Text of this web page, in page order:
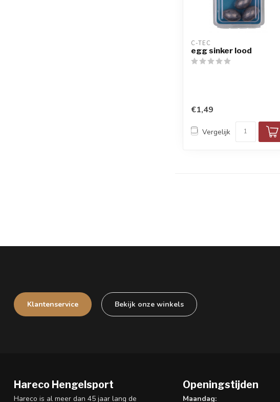
C-TEC
egg sinker lood
€1,49
Vergelijk
Klantenservice Bekijk onze winkels
Hareco Hengelsport
Hareco is al meer dan 45 jaar lang de
Openingstijden
Maandag: